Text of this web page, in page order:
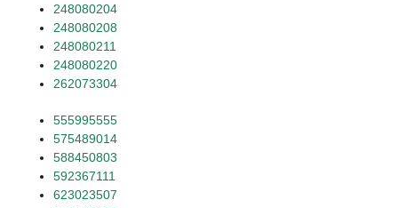
248080204
248080208
248080211
248080220
262073304
555995555
575489014
588450803
592367111
623023507